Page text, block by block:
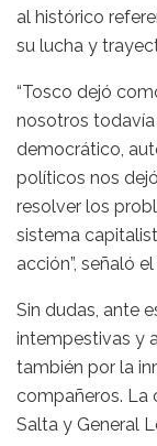
al histórico
su lucha y
“Tosco dejó
nosotros todavía
democrático,
políticos nos
resolver los
sistema
acción”, señaló
Sin dudas, ante
intempestivas y
también por la
compañeros. La
Salta y General